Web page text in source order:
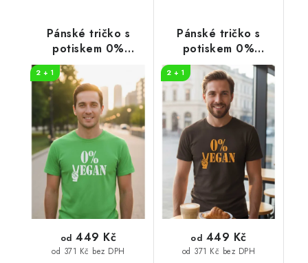
Pánské tričko s
potiskem 0%
VEGAN
2 + 1
od 371 Kč bez DPH
od 449 Kč
Pánské tričko s
potiskem 0%
VEGAN oranžový
potisk
2 + 1
od 371 Kč bez DPH
od 449 Kč